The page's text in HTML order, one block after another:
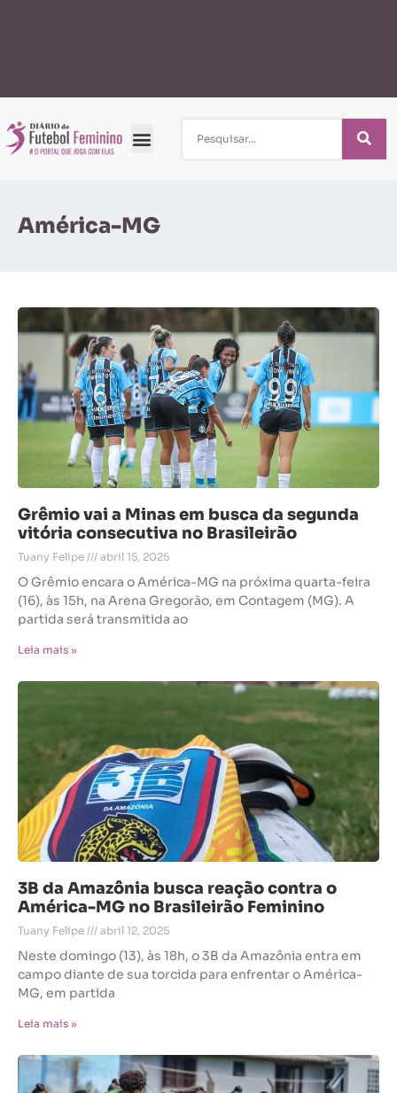
América-MG
Grêmio vai a Minas em busca da segunda
vitória consecutiva no Brasileirão
Tuany Felipe abril 15, 2025
O Grêmio encara o América-MG na próxima quarta-feira
(16), às 15h, na Arena Gregorão, em Contagem (MG). A
partida será transmitida ao
Leia mais »
3B da Amazônia busca reação contra o
América-MG no Brasileirão Feminino
Tuany Felipe abril 12, 2025
Neste domingo (13), às 18h, o 3B da Amazônia entra em
campo diante de sua torcida para enfrentar o América-
MG, em partida
Leia mais »